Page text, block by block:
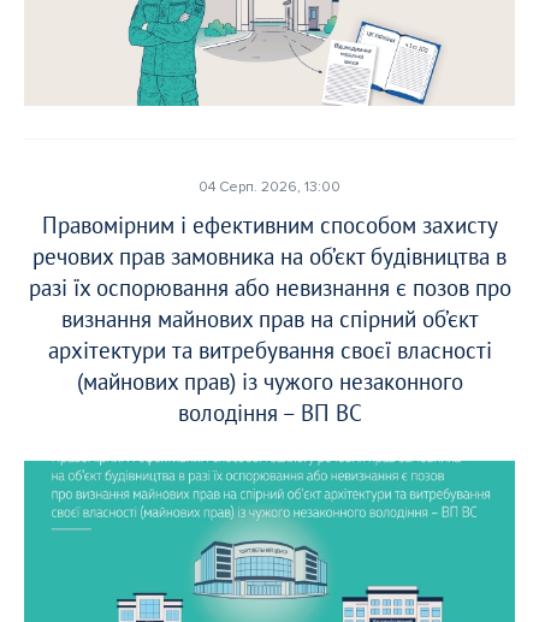
04 Серп. 2026, 13:00
Правомірним і ефективним способом захисту
речових прав замовника на об’єкт будівництва в
разі їх оспорювання або невизнання є позов про
визнання майнових прав на спірний об’єкт
архітектури та витребування своєї власності
(майнових прав) із чужого незаконного
володіння – ВП ВС